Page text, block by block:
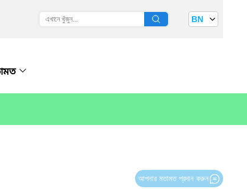
BN
আপনার মতামত প্রদান করুন